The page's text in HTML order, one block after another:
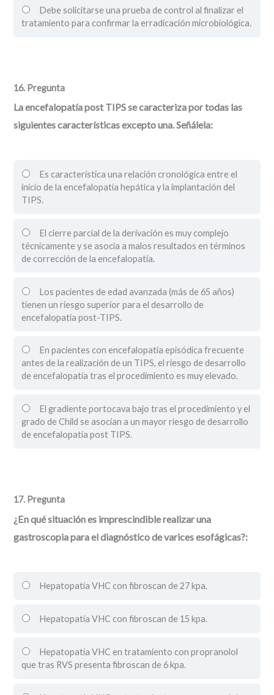
Debe solicitarse una prueba de control al finalizar el
tratamiento para confirmar la erradicación microbiológica.
16. Pregunta
La encefalopatía post TIPS se caracteriza por todas las
siguientes características excepto una. Señálela:
Es característica una relación cronológica entre el
inicio de la encefalopatía hepática y la implantación del
TIPS.
El cierre parcial de la derivación es muy complejo
técnicamente y se asocia a malos resultados en términos
de corrección de la encefalopatía.
Los pacientes de edad avanzada (más de 65 años)
tienen un riesgo superior para el desarrollo de
encefalopatía post-TIPS.
En pacientes con encefalopatía episódica frecuente
antes de la realización de un TIPS, el riesgo de desarrollo
de encefalopatía tras el procedimiento es muy elevado.
El gradiente portocava bajo tras el procedimiento y el
grado de Child se asocian a un mayor riesgo de desarrollo
de encefalopatía post TIPS.
17. Pregunta
¿En qué situación es imprescindible realizar una
gastroscopia para el diagnóstico de varices esofágicas?:
Hepatopatía VHC con fibroscan de 27 kpa.
Hepatopatía VHC con fibroscan de 15 kpa.
Hepatopatía VHC en tratamiento con propranolol
que tras RVS presenta fibroscan de 6 kpa.